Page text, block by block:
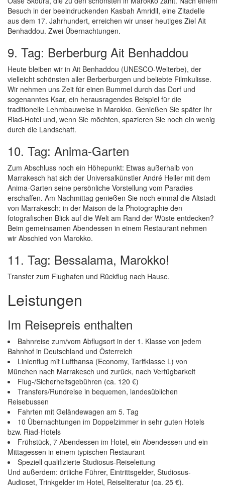
Besuch in der beeindruckenden Kasbah Amridil, eine Zitadelle
aus dem 17. Jahrhundert, erreichen wir unser heutiges Ziel Ait
Benhaddou. Zwei Übernachtungen.
9. Tag: Berberburg Ait Benhaddou
Heute bleiben wir in Ait Benhaddou (UNESCO-Welterbe), der
vielleicht schönsten aller Berberburgen und beliebte Filmkulisse.
Wir nehmen uns Zeit für einen Bummel durch das Dorf und
sogenanntes Ksar, ein herausragendes Beispiel für die
traditionelle Lehmbauweise in Marokko. Genießen Sie später Ihr
Riad-Hotel und, wenn Sie möchten, spazieren Sie noch ein wenig
durch die Landschaft.
10. Tag: Anima-Garten
Zum Abschluss noch ein Höhepunkt: Etwas außerhalb von
Marrakesch hat sich der Universalkünstler André Heller mit dem
Anima-Garten seine persönliche Vorstellung vom Paradies
erschaffen. Am Nachmittag genießen Sie noch einmal die Altstadt
von Marrakesch: in der Maison de la Photographie den
fotografischen Blick auf die Welt am Rand der Wüste entdecken?
Beim gemeinsamen Abendessen in einem Restaurant nehmen
wir Abschied von Marokko.
11. Tag: Bessalama, Marokko!
Transfer zum Flughafen und Rückflug nach Hause.
Leistungen
Im Reisepreis enthalten
Bahnreise zum/vom Abflugsort in der 1. Klasse von jedem
Bahnhof in Deutschland und Österreich
Linienflug mit Lufthansa (Economy, Tarifklasse L) von
München nach Marrakesch und zurück, nach Verfügbarkeit
Flug-/Sicherheitsgebühren (ca. 120 €)
Transfers/Rundreise in bequemen, landesüblichen
Reisebussen
Fahrten mit Geländewagen am 5. Tag
10 Übernachtungen im Doppelzimmer in sehr guten Hotels
bzw. Riad-Hotels
Frühstück, 7 Abendessen im Hotel, ein Abendessen und ein
Mittagessen in einem typischen Restaurant
Speziell qualifizierte Studiosus-Reiseleitung
Und außerdem: örtliche Führer, Eintrittsgelder, Studiosus-
Audioset, Trinkgelder im Hotel, Reiseliteratur (ca. 25 €).